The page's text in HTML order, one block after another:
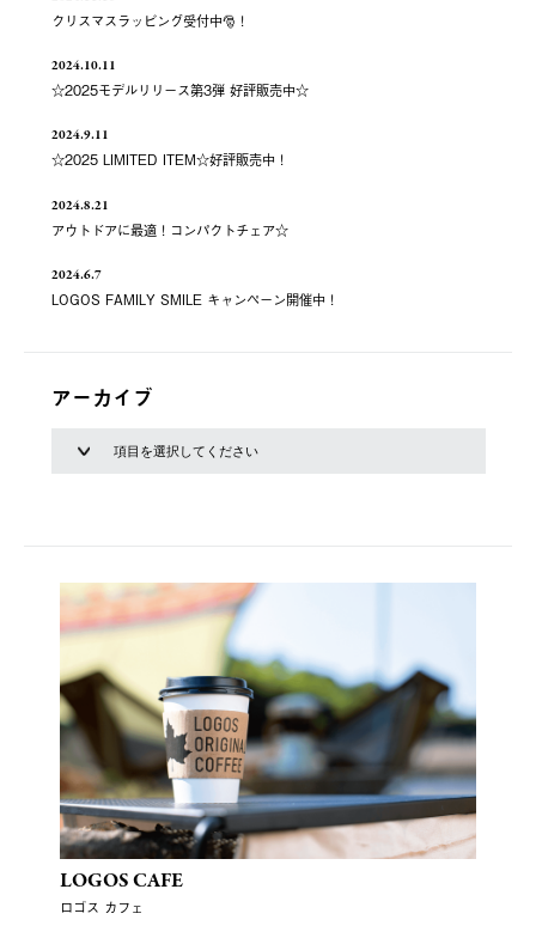
クリスマスラッピング受付中🎅！
2024.10.11
☆2025モデルリリース第3弾 好評販売中☆
2024.9.11
☆2025 LIMITED ITEM☆好評販売中！
2024.8.21
アウトドアに最適！コンパクトチェア☆
2024.6.7
LOGOS FAMILY SMILE キャンペーン開催中！
アーカイブ
LOGOS CAFE
ロゴス カフェ